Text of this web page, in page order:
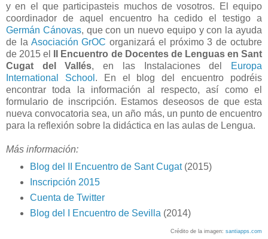
y en el que participasteis muchos de vosotros. El equipo
coordinador de aquel encuentro ha cedido el testigo a
Germán Cánovas, que con un nuevo equipo y con la ayuda
de la Asociación GrOC organizará el próximo 3 de octubre
de 2015 el
II Encuentro de Docentes de Lenguas en Sant
Cugat del Vallés, en las Instalaciones del
Europa
International School . En el blog del encuentro podréis
encontrar toda la información al respecto, así como el
formulario de inscripción. Estamos deseosos de que esta
nueva convocatoria sea, un año más, un punto de encuentro
para la reflexión sobre la didáctica en las aulas de Lengua.
Más información:
Blog del II Encuentro de Sant Cugat(2015)
Inscripción 2015
Cuenta de Twitter
Blog del I Encuentro de Sevilla (2014)
Crédito de la imagen: santiapps.com